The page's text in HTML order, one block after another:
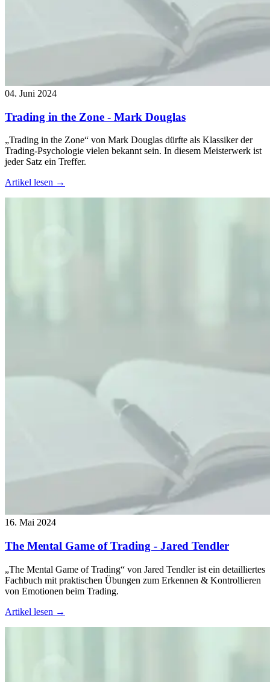
04. Juni 2024
Trading in the Zone - Mark Douglas
„Trading in the Zone“ von Mark Douglas dürfte als Klassiker der
Trading-Psychologie vielen bekannt sein. In diesem Meisterwerk ist
jeder Satz ein Treffer.
Artikel lesen →
16. Mai 2024
The Mental Game of Trading - Jared Tendler
„The Mental Game of Trading“ von Jared Tendler ist ein detailliertes
Fachbuch mit praktischen Übungen zum Erkennen & Kontrollieren
von Emotionen beim Trading.
Artikel lesen →